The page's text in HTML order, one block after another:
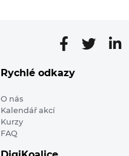
Rychlé odkazy
O nás
Kalendář akcí
Kurzy
FAQ